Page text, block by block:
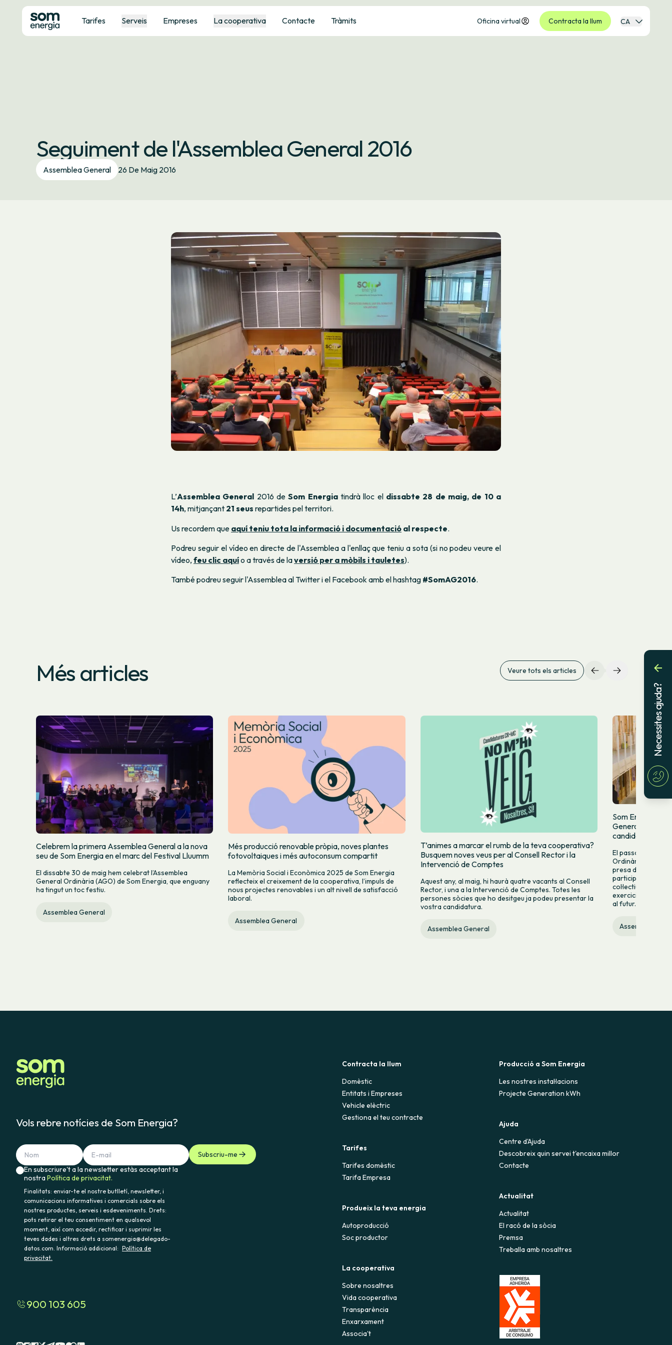
Tarifes Serveis Empreses La cooperativa Contacte Tràmits Oficina virtual Contracta la llum CA
Seguiment de l'Assemblea General 2016
Assemblea General 26 De Maig 2016
L’Assemblea General 2016 deSom Energiatindrà lloc el dissabte 28 de maig, de 10 a
14h, mitjançant 21 seus repartides pel territori.
Us recordem que aquí teniu tota la informació i documentació al respecte.
Podreu seguir el vídeo en directe de l'Assemblea a l'enllaç que teniu a sota (si no podeu veure el
vídeo, feu clic aquío a través de laversió per a mòbils i tauletes).
També podreu seguir l'Assemblea al Twitter i el Facebook amb el hashtag #SomAG2016.
Més articles Veure tots els articles
Celebrem la primera Assemblea General a la nova
seu de Som Energia en el marc del Festival Lluumm
El dissabte 30 de maig hem celebrat l’Assemblea
General Ordinària (AGO) de Som Energia, que enguany
ha tingut un toc festiu.
Assemblea General
Més producció renovable pròpia, noves plantes
fotovoltaiques i més autoconsum compartit
La Memòria Social i Econòmica 2025 de Som Energia
reflecteix el creixement de la cooperativa, l’impuls de
nous projectes renovables i un alt nivell de satisfacció
laboral.
Assemblea General
T’animes a marcar el rumb de la teva cooperativa?
Busquem noves veus per al Consell Rector i la
Intervenció de Comptes
Aquest any, al maig, hi haurà quatre vacants al Consell
Rector, i una a la Intervenció de Comptes. Totes les
persones sòcies que ho desitgeu ja podeu presentar la
vostra candidatura.
Assemblea General
Som Energia
General a
candidatures al
El passat 31 de
Ordinària de Som
presa de
participa de
col·lectiu. És un
exercici, aprovar
al futur.
Assemblea
Vols rebre notícies de Som Energia?
Subscriu-me
En subscriure't a la newsletter estàs acceptant la
nostraPolítica de privacitat.
Finalitats: enviar-te el nostre butlletí, newsletter, i
comunicacions informatives i comercials sobre els
nostres productes, serveis i esdeveniments. Drets:
pots retirar el teu consentiment en qualsevol
moment, així com accedir, rectificar i suprimir les
teves dades i altres drets a somenergia@delegado-
datos.com. Informació addicional: Política de
privacitat.
900 103 605
Contracta la llum
Domèstic
Entitats i Empreses
Vehicle elèctric
Gestiona el teu contracte
Tarifes
Tarifes domèstic
Tarifa Empresa
Produeix la teva energia
Autoproducció
Soc productor
La cooperativa
Sobre nosaltres
Vida cooperativa
Transparència
Enxarxament
Associa't
Producció a Som Energia
Les nostres instal·lacions
Projecte Generation kWh
Ajuda
Centre d'Ajuda
Descobreix quin servei t'encaixa millor
Contacte
Actualitat
Actualitat
El racó de la sòcia
Premsa
Treballa amb nosaltres
Necessites ajuda?